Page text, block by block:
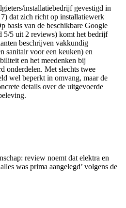
installatiebedrijf gevestigd in
dat zich richt op installatiewerk
basis van de beschikbare Google
5/5 uit 2 reviews) komt het bedrijf
beschrijven vakkundig
sanitair voor een keuken) en
en het meedenken bij
onderdelen. Met slechts twee
wel beperkt in omvang, maar de
details over de uitgevoerde
review noemt dat elektra en
was prima aangelegd’ volgens de